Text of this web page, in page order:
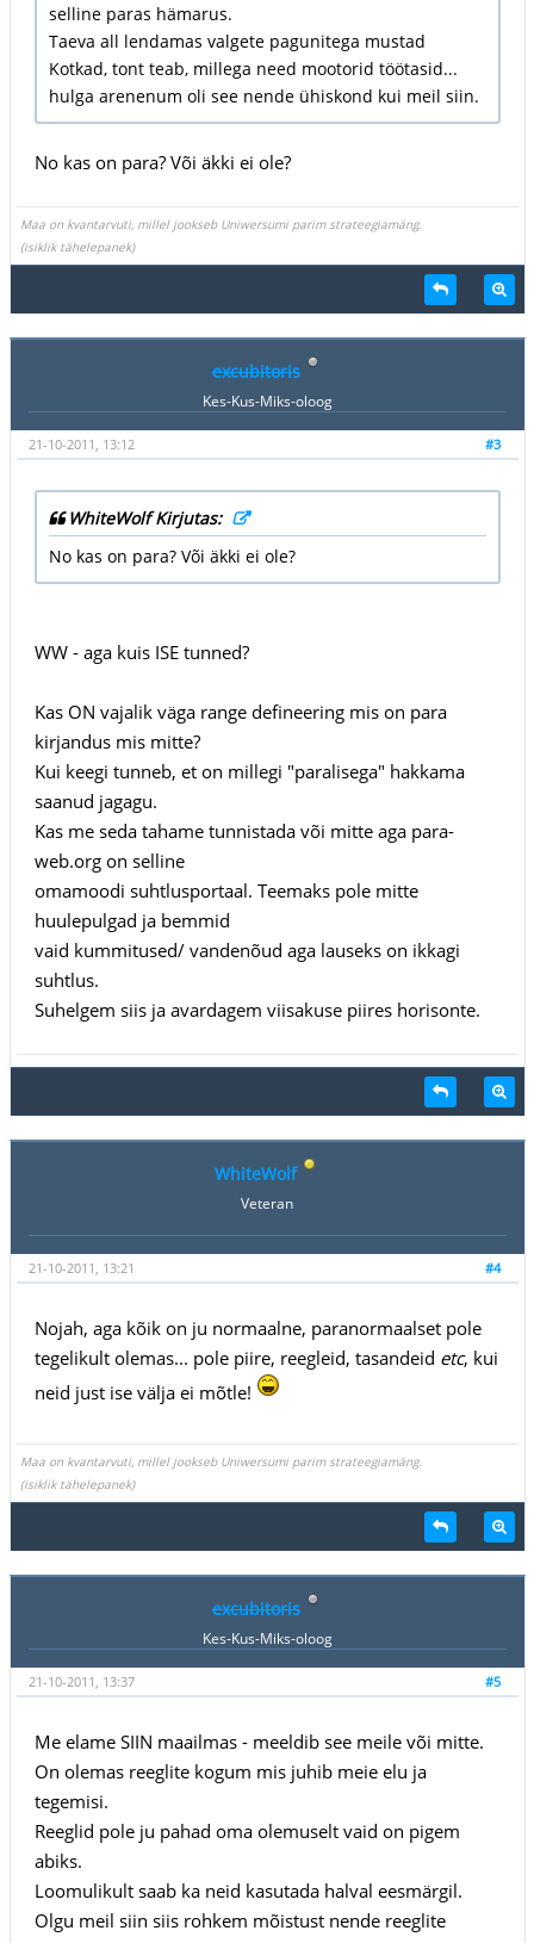
selline paras hämarus.
Taeva all lendamas valgete pagunitega mustad
Kotkad, tont teab, millega need mootorid töötasid...
hulga arenenum oli see nende ühiskond kui meil siin.
No kas on para? Või äkki ei ole?
Maa on kvantarvuti, millel jookseb Uniwersumi parim strateegiamäng.
(isiklik tähelepanek)
excubitoris
Kes-Kus-Miks-oloog
#3
21-10-2011, 13:12
WhiteWolf Kirjutas:
No kas on para? Või äkki ei ole?
WW - aga kuis ISE tunned?
Kas ON vajalik väga range defineering mis on para
kirjandus mis mitte?
Kui keegi tunneb, et on millegi "paralisega" hakkama
saanud jagagu.
Kas me seda tahame tunnistada või mitte aga para-
web.org on selline
omamoodi suhtlusportaal. Teemaks pole mitte
huulepulgad ja bemmid
vaid kummitused/ vandenõud aga lauseks on ikkagi
suhtlus.
Suhelgem siis ja avardagem viisakuse piires horisonte.
WhiteWolf
Veteran
#4
21-10-2011, 13:21
Nojah, aga kõik on ju normaalne, paranormaalset pole
tegelikult olemas... pole piire, reegleid, tasandeid etc, kui
neid just ise välja ei mõtle!
Maa on kvantarvuti, millel jookseb Uniwersumi parim strateegiamäng.
(isiklik tähelepanek)
excubitoris
Kes-Kus-Miks-oloog
#5
21-10-2011, 13:37
Me elame SIIN maailmas - meeldib see meile või mitte.
On olemas reeglite kogum mis juhib meie elu ja
tegemisi.
Reeglid pole ju pahad oma olemuselt vaid on pigem
abiks.
Loomulikult saab ka neid kasutada halval eesmärgil.
Olgu meil siin siis rohkem mõistust nende reeglite